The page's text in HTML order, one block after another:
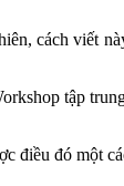
cách viết
tập
điều đó một